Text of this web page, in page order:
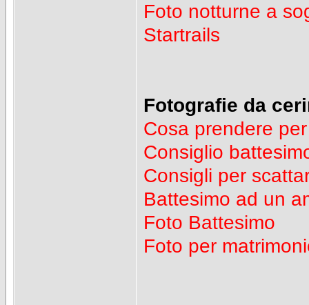
Foto notturne a
Startrails
Fotografie da
Cosa prendere
Consiglio
Consigli per
Battesimo ad un
Foto Battesimo
Foto per